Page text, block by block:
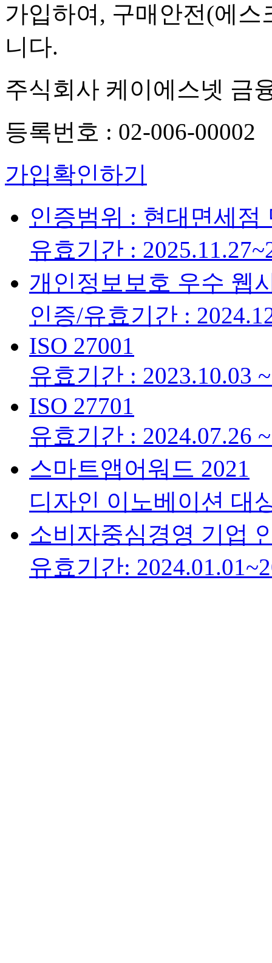
가입하여, 구매안전(에
니다.
주식회사 케이에스넷 금
등록번호 : 02-006-00002
가입확인하기
인증범위 : 현대면세점
유효기간 :
개인정보보호 우수 웹
인증/유효기간 :
ISO 27001
유효기간 : 2023.10.03
ISO 27701
유효기간 : 2024.07.26
스마트앱어워드 2021
디자인 이노베이션 대
소비자중심경영 기업
유효기간: